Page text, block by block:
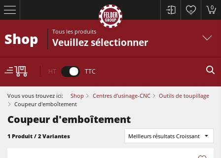
0
0
Scies à format
Raboteuses-dégauchisseuses
Shop Tous les produits
Veuillez sélectionner
HT TTC
Vous vous trouvez ici: Shop Centres d’usinage-CNC
Outils de toupillage
Coupeur d'emboîtement
Coupeur d'emboîtement
1 Produit / 2 Variantes Meilleurs résultats Croissant